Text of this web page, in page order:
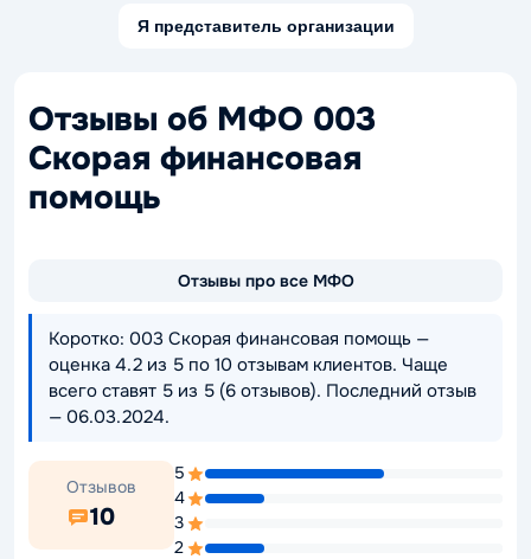
Я представитель организации
Отзывы об МФО 003
Скорая финансовая
помощь
Отзывы про все МФО
Коротко: 003 Скорая финансовая помощь —
оценка 4.2 из 5 по 10 отзывам клиентов. Чаще
всего ставят 5 из 5 (6 отзывов). Последний отзыв
— 06.03.2024.
Отзывов
10
5
4
3
2